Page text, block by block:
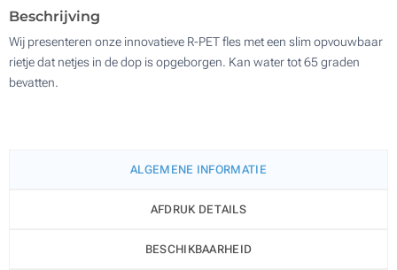
Beschrijving
Wij presenteren onze innovatieve R-PET fles met een slim opvouwbaar
rietje dat netjes in de dop is opgeborgen. Kan water tot 65 graden
bevatten.
ALGEMENE INFORMATIE
AFDRUK DETAILS
BESCHIKBAARHEID